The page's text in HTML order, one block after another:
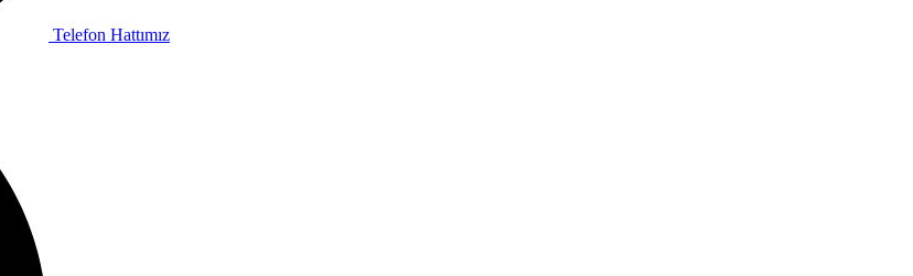
Telefon Hattımız